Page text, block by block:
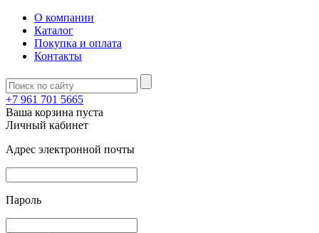
О компании
Каталог
Покупка и оплата
Контакты
+7 961 701 5665
Ваша корзина пуста
Личный кабинет
Адрес электронной почты
Пароль